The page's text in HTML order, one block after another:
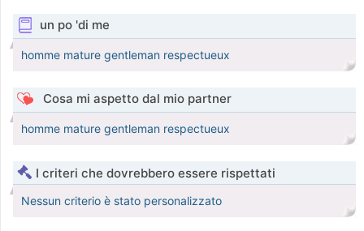
un po 'di me
homme mature gentleman respectueux
Cosa mi aspetto dal mio partner
homme mature gentleman respectueux
I criteri che dovrebbero essere rispettati
Nessun criterio è stato personalizzato